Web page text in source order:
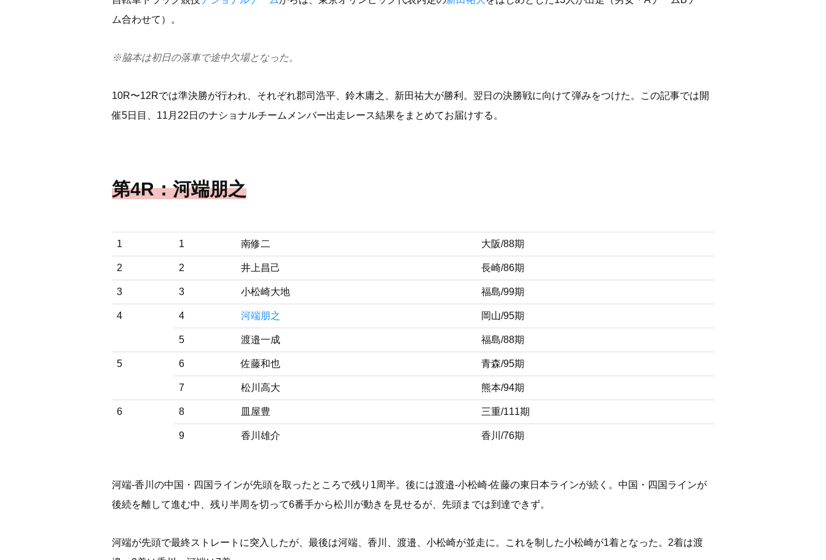
ム合わせて）。
※脇本は初日の落車で途中欠場となった。
10R〜12Rでは準決勝が行われ、それぞれ郡司浩平、鈴木庸之、新田祐大が勝利。翌日の決勝戦に向けて弾みをつけた。この記事では開
催5日目、11月22日のナショナルチームメンバー出走レース結果をまとめてお届けする。
第4R：河端朋之
1 1 南修二 大阪/88期
2 2 井上昌己 長崎/86期
3 3 小松崎大地 福島/99期
4 4 河端朋之 岡山/95期
5 渡邉一成 福島/88期
5 6 佐藤和也 青森/95期
7 松川高大 熊本/94期
6 8 皿屋豊 三重/111期
9 香川雄介 香川/76期
河端-香川の中国・四国ラインが先頭を取ったところで残り1周半。後には渡邉-小松崎-佐藤の東日本ラインが続く。中国・四国ラインが
後続を離して進む中、残り半周を切って6番手から松川が動きを見せるが、先頭までは到達できず。
河端が先頭で最終ストレートに突入したが、最後は河端、香川、渡邉、小松崎が並走に。これを制した小松崎が1着となった。2着は渡